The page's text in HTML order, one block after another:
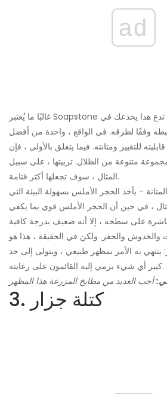
ad
تدع هذا يخدعك في
وفقًا لطرقه. في الواقع ، واحدة من أفضل
للتغيير ومتانته. فيما يتعلق بالأولى ، فإن
متنوعة من الظلال. تزييتها ، على سبيل
المثال ، سوف تجعلها أكثر قتامة.
- يأخذ الحجر الأملس بسهولة البيئة التي
، في حين أن الحجر الأملس قوي بما يكفي
على سطحه ، إلا أنه ضعيف بدرجة كافية
والخدوش والحفر. ولكن في الحقيقة ، هذا هو
ينتهي به الأمر بمظهر طبيعي ، ويتولى إلى حد
كبير أي شيء يرمي إليه القائمون على رعايته.
3. كتلة جزار